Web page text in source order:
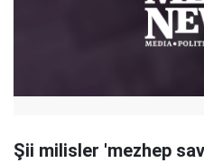
Şii milisler 'mezhep